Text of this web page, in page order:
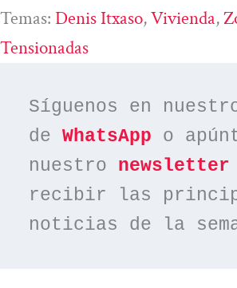
Temas: Denis Itxaso, Vivienda,
Tensionadas
Síguenos en
de WhatsApp o
nuestro newsletter
recibir las
noticias de la